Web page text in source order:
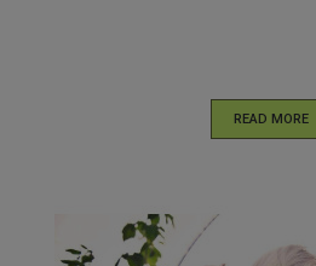
READ MORE